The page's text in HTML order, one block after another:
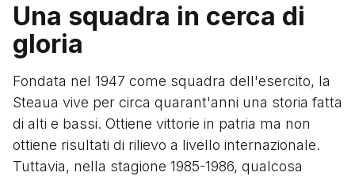
Una squadra in cerca di
gloria
Fondata nel 1947 come squadra dell'esercito, la
Steaua vive per circa quarant'anni una storia fatta
di alti e bassi. Ottiene vittorie in patria ma non
ottiene risultati di rilievo a livello internazionale.
Tuttavia, nella stagione 1985-1986, qualcosa